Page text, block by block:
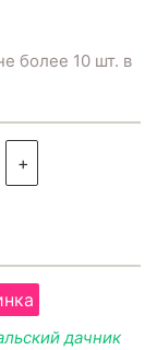
более 10 шт. в
+
дачник